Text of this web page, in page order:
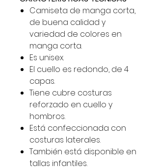
Camiseta de manga corta,
de buena calidad y
variedad de colores en
manga corta.
Es unisex.
El cuello es redondo, de 4
capas.
Tiene cubre costuras
reforzado en cuello y
hombros.
Está confeccionada con
costuras laterales.
También está disponible en
tallas infantiles.